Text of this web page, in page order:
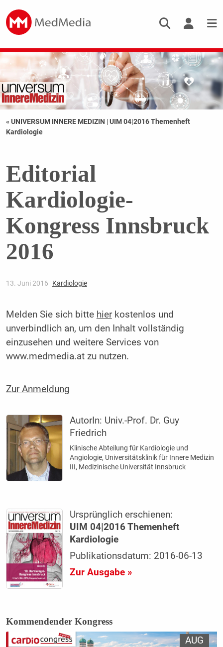
« UNIVERSUM INNERE MEDIZIN |UIM 04|2016 Themenheft
Kardiologie
Editorial
Kardiologie-
Kongress Innsbruck
2016
13. Juni 2016 Kardiologie
Melden Sie sich bitte hierkostenlos und
unverbindlich an, um den Inhalt vollständig
einzusehen und weitere Services von
www.medmedia.at zu nutzen.
Zur Anmeldung
AutorIn: Univ.-Prof. Dr. Guy
Friedrich
Klinische Abteilung für Kardiologie und
Angiologie, Universitätsklinik für Innere Medizin
III, Medizinische Universität Innsbruck
Ursprünglich erschienen:
UIM 04|2016 Themenheft
Kardiologie
Publikationsdatum: 2016-06-13
Zur Ausgabe »
Kommendender Kongress
AUG